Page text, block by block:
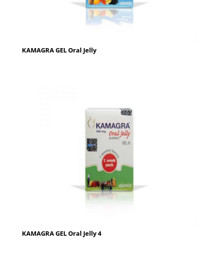
KAMAGRA GEL Oral Jelly
KAMAGRA GEL Oral Jelly 4